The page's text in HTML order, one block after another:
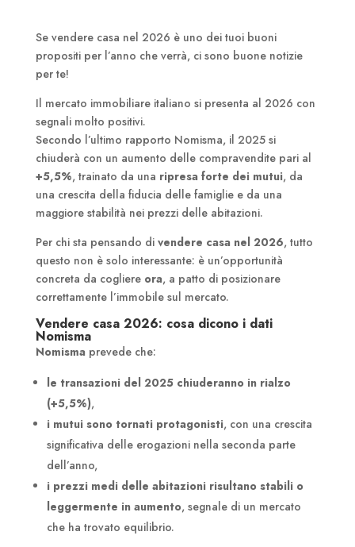
Se vendere casa nel 2026 è uno dei tuoi buoni
propositi per l’anno che verrà, ci sono buone notizie
per te!
Il mercato immobiliare italiano si presenta al 2026 con
segnali molto positivi.
Secondo l’ultimo rapporto Nomisma, il 2025 si
chiuderà con un aumento delle compravendite pari al
+5,5%, trainato da una ripresa forte dei mutui, da
una crescita della fiducia delle famiglie e da una
maggiore stabilità nei prezzi delle abitazioni.
Per chi sta pensando di vendere casa nel 2026, tutto
questo non è solo interessante: è un’opportunità
concreta da cogliere ora, a patto di posizionare
correttamente l’immobile sul mercato.
Vendere casa 2026: cosa dicono i dati
Nomisma
Nomismaprevede che:
le transazioni del 2025 chiuderanno in rialzo
(+5,5%),
i mutui sono tornati protagonisti, con una crescita
significativa delle erogazioni nella seconda parte
dell’anno,
i prezzi medi delle abitazioni risultano stabili o
leggermente in aumento, segnale di un mercato
che ha trovato equilibrio.